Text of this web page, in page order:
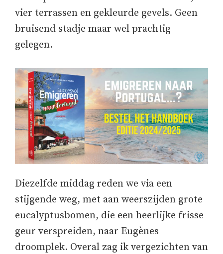
vier terrassen en gekleurde gevels. Geen
bruisend stadje maar wel prachtig
gelegen.
Diezelfde middag reden we via een
stijgende weg, met aan weerszijden grote
eucalyptusbomen, die een heerlijke frisse
geur verspreiden, naar Eugènes
droomplek. Overal zag ik vergezichten van